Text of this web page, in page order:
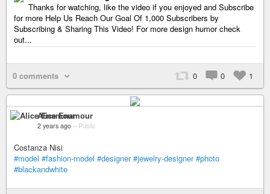
Thanks for watching, like the video if you enjoyed and Subscribe
for more Help Us Reach Our Goal Of 1,000 Subscribers by
Subscribing & Sharing This Video! For more design humor check
out...
0 comments 0 0 1
Alice Enamour
2 years ago – Public
Costanza Nisi
#model #fashion-model #designer #jewelry-designer #photo
#blackandwhite